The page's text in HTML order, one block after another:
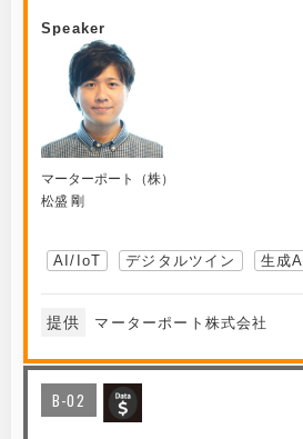
Speaker
マーターポート（株）
松盛 剛
AI/IoT デジタルツイン 生成AI
提供 マーターポート株式会社
B-02